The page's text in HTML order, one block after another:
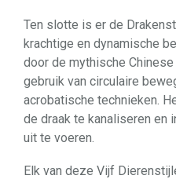
Ten slotte is er de
krachtige en dynamische
door de mythische
gebruik van circulaire
acrobatische technieken.
de draak te kanaliseren en
uit te voeren.
Elk van deze Vijf